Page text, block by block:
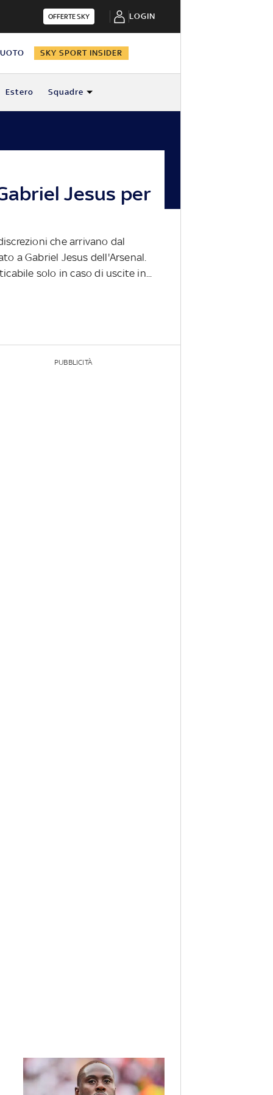
OFFERTE SKY LOGIN
SKY SPORT INSIDER
Estero Squadre
Jesus per
che arrivano dal
a Gabriel Jesus dell'Arsenal.
solo in caso di uscite in...
PUBBLICITÀ